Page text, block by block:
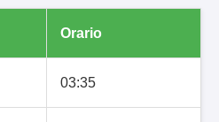
Orario
03:35